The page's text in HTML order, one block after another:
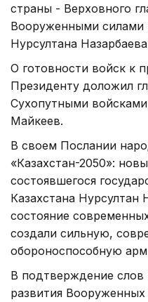
страны - Верховного
Вооруженными силами
Нурсултана
О готовности войск к
Президенту доложил
Сухопутными
Майкеев.
В своем Послании
«Казахстан-2050»:
состоявшегося
Казахстана Нурсултан
состояние
создали сильную,
обороноспособную
В подтверждение слов
развития Вооруженных